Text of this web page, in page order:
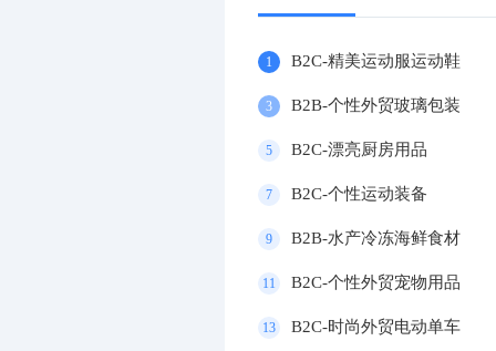
1 B2C-精美运动服运动鞋
3 B2B-个性外贸玻璃包装
5 B2C-漂亮厨房用品
7 B2C-个性运动装备
9 B2B-水产冷冻海鲜食材
11 B2C-个性外贸宠物用品
13 B2C-时尚外贸电动单车